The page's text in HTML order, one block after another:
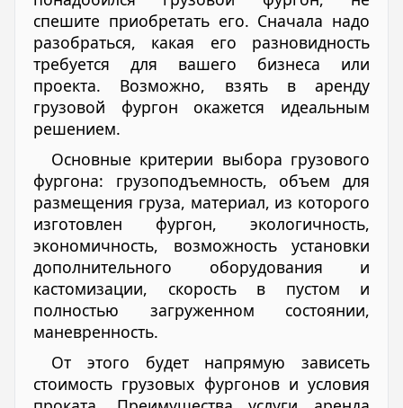
спешите приобретать его. Сначала надо
разобраться, какая его разновидность
требуется для вашего бизнеса или
проекта. Возможно, взять в аренду
грузовой фургон окажется идеальным
решением.
Основные критерии выбора грузового
фургона: грузоподъемность, объем для
размещения груза, материал, из которого
изготовлен фургон, экологичность,
экономичность, возможность установки
дополнительного оборудования и
кастомизации, скорость в пустом и
полностью загруженном состоянии,
маневренность.
От этого будет напрямую зависеть
стоимость грузовых фургонов и условия